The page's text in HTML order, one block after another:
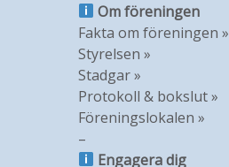
Om föreningen
Fakta om föreningen »
Styrelsen »
Stadgar »
Protokoll & bokslut »
Föreningslokalen »
–
Engagera dig